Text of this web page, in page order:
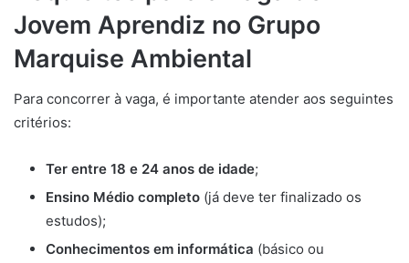
Jovem Aprendiz no Grupo
Marquise Ambiental
Para concorrer à vaga, é importante atender aos seguintes
critérios:
Ter entre 18 e 24 anos de idade;
Ensino Médio completo (já deve ter finalizado os
estudos);
Conhecimentos em informática (básico ou